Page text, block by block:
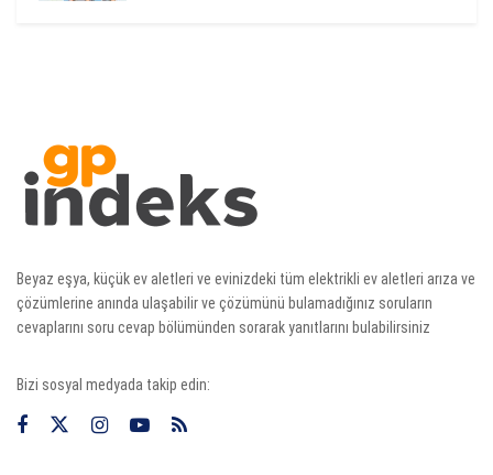
Beyaz eşya, küçük ev aletleri ve evinizdeki tüm elektrikli ev aletleri arıza ve
çözümlerine anında ulaşabilir ve çözümünü bulamadığınız soruların
cevaplarını soru cevap bölümünden sorarak yanıtlarını bulabilirsiniz
Bizi sosyal medyada takip edin: